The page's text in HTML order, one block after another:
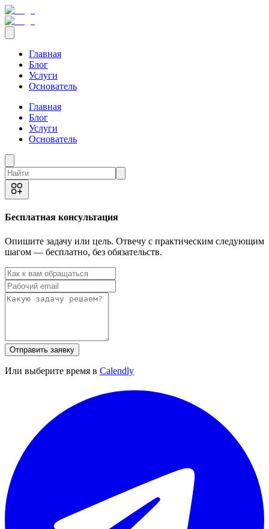
Главная
Блог
Услуги
Основатель
Главная
Блог
Услуги
Основатель
Бесплатная консультация
Опишите задачу или цель. Отвечу с практическим следующим
шагом — бесплатно, без обязательств.
Отправить заявку
Или выберите время в Calendly